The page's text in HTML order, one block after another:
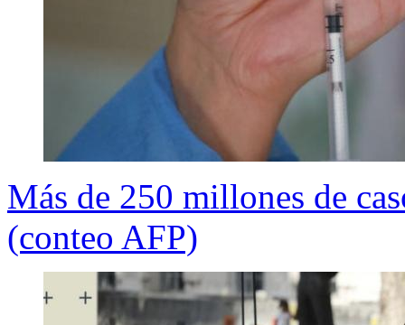
Más de 250 millones de
(conteo AFP)